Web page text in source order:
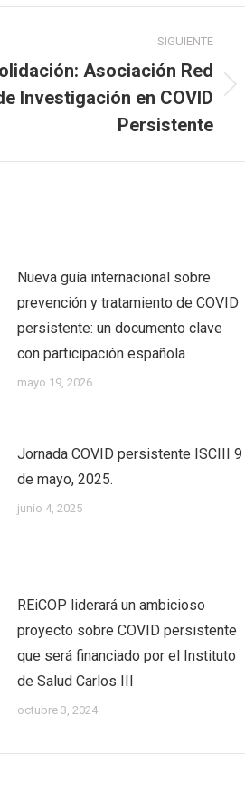
SIGUIENTE
Asociación Red
Investigación en COVID
Persistente
Nueva guía internacional sobre
prevención y tratamiento de COVID
persistente: un documento clave
con participación española
mayo 19, 2026
Jornada COVID persistente ISCIII 9
de mayo, 2025.
junio 4, 2025
REiCOP liderará un ambicioso
proyecto sobre COVID persistente
que será financiado por el Instituto
de Salud Carlos III
octubre 3, 2024